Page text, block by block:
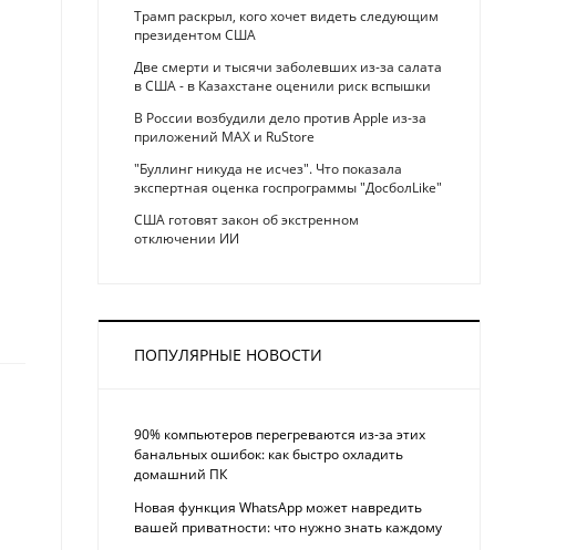
Трамп раскрыл, кого хочет видеть следующим
президентом США
Две смерти и тысячи заболевших из-за салата
в США - в Казахстане оценили риск вспышки
В России возбудили дело против Apple из-за
приложений MAX и RuStore
"Буллинг никуда не исчез". Что показала
экспертная оценка госпрограммы "ДосболLike"
США готовят закон об экстренном
отключении ИИ
ПОПУЛЯРНЫЕ НОВОСТИ
90% компьютеров перегреваются из-за этих
банальных ошибок: как быстро охладить
домашний ПК
Новая функция WhatsApp может навредить
вашей приватности: что нужно знать каждому